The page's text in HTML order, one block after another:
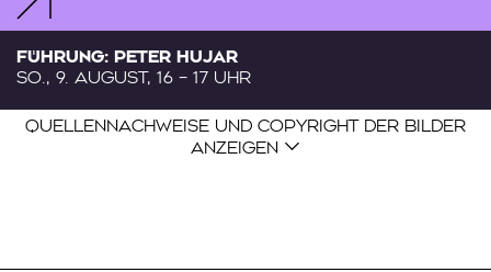
FÜHRUNG: PETER HUJAR
SO., 9. AUGUST, 16 – 17 UHR
Der Quellennachweis ist eine Liste mit Einträgen,
QUELLENNACHWEISE UND COPYRIGHT DER BILDER
ANZEIGEN